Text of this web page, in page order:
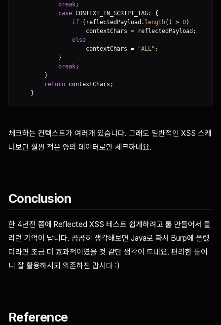
break;
case CONTEXT_IN_SCRIPT_TAG:
{
if
( reflectedPayload . length( ) > 0)
                    contextChars
= reflectedPayload ;
else
                    contextChars
= "ALL" ;
}
break;
}
return contextChars ;
}
체크하는 컨텍스트가 여러개 있습니다. 그래도 일반적인 XSS 스캐
너보단 훨씬 적은 양의 데이터로만 체크하네요.
Conclusion
한 4년전 쯤에 Reflected XSS 테스트 쉽게하려고 툴 만들어서 돌
리던 기억이 납니다. 곰곰히 생각해보면 Java로 짜서 Burp에 올렸
더라면 조금 더 효과적이였을 것 같단 생각이 드네요. 편리한 툴이
니 잘 활용하시되 의존하진 맙시다 :)
Reference